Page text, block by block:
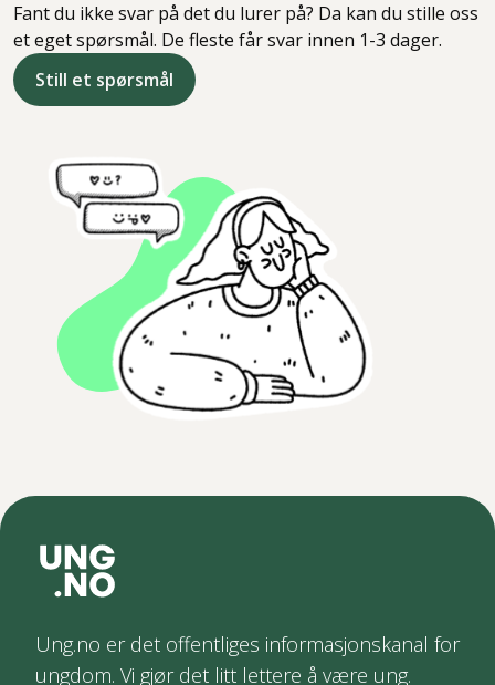
Fant du ikke svar på det du lurer på? Da kan du stille oss
et eget spørsmål. De fleste får svar innen 1-3 dager.
Still et spørsmål
Ung.no er det offentliges informasjonskanal for
ungdom. Vi gjør det litt lettere å være ung.